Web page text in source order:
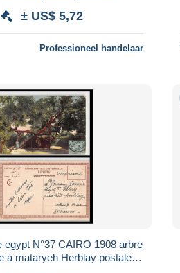
± US$ 5,72
Professioneel handelaar
egypt N°37 CAIRO 1908 arbre
à mataryeh Herblay postale